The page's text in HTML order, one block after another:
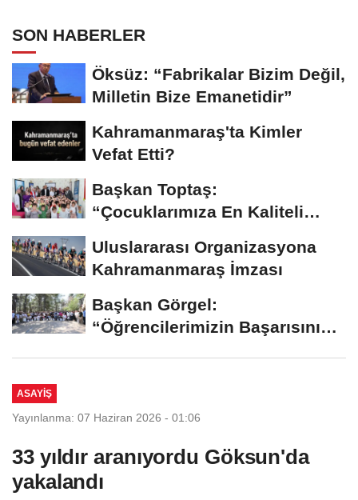
SON HABERLER
Öksüz: “Fabrikalar Bizim Değil,
Milletin Bize Emanetidir”
Kahramanmaraş'ta Kimler
Vefat Etti?
Başkan Toptaş:
“Çocuklarımıza En Kaliteli
Uluslararası Organizasyona
Kahramanmaraş İmzası
Başkan Görgel:
“Öğrencilerimizin Başarısını
ASAYİŞ
Yayınlanma: 07 Haziran 2026 - 01:06
33 yıldır aranıyordu Göksun'da
yakalandı